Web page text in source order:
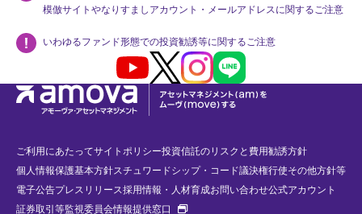
模倣サイトやなりすましアカウント・メールアドレスに関するご注意
いわゆるファンド形態での投資勧誘等に関するご注意
Youtube X InstagramLINE
ご利用にあたってサイトポリシー投資信託のリスクと費用勧誘方針
個人情報保護基本方針スチュワードシップ・コード議決権行使その他方針等
電子公告プレスリリース採用情報・人材育成お問い合わせ公式アカウント
証券取引等監視委員会情報提供窓口
新規タブで開く